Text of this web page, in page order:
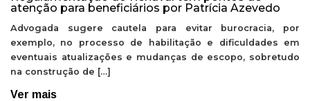
atenção para beneficiários por Patrícia Azevedo
Advogada sugere cautela para evitar burocracia, por
exemplo, no processo de habilitação e dificuldades em
eventuais atualizações e mudanças de escopo, sobretudo
na construção de […]
Ver mais